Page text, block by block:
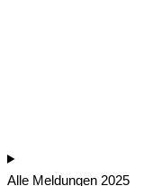
Alle Meldungen 2025